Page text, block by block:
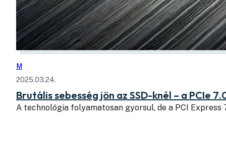
M
2025.03.24.
Brutális sebesség jön az SSD-knél – a PCIe
A technológia folyamatosan gyorsul, de a PCI Express